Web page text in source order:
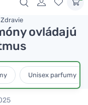
Zdravie
ovládajú
Unisex parfumy